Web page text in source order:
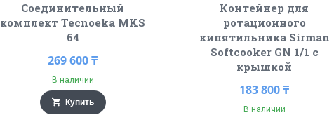
Соединительный
комплект Tecnoeka MKS
64
269 600 ₸
В наличии
Купить
Контейнер для
ротационного
кипятильника Sirman
Softcooker GN 1/1 с
крышкой
183 800 ₸
В наличии